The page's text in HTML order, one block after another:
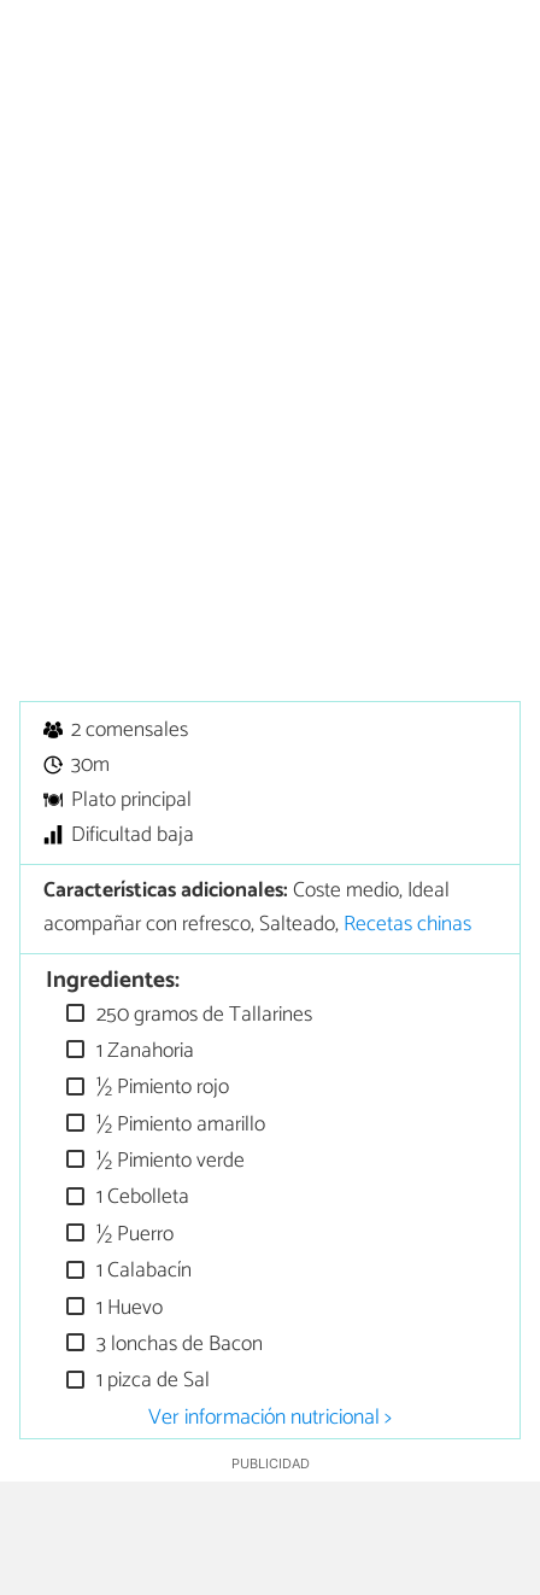
2 comensales
30m
Plato principal
Dificultad baja
Características adicionales:Coste medio, Ideal
acompañar con refresco, Salteado,Recetas chinas
Ingredientes:
250 gramos de Tallarines
1 Zanahoria
½ Pimiento rojo
½ Pimiento amarillo
½ Pimiento verde
1 Cebolleta
½ Puerro
1 Calabacín
1 Huevo
3 lonchas de Bacon
1 pizca de Sal
Ver información nutricional >